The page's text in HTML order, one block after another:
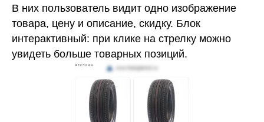
В них пользователь видит одно изображение
товара, цену и описание, скидку. Блок
интерактивный: при клике на стрелку можно
увидеть больше товарных позиций.